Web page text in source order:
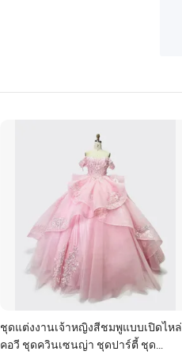
ชุดแต่งงานเจ้าหญิงสีชมพูแบบเปิดไหล่
คอวี ชุดควินเซนญ่า ชุดปาร์ตี้ ชุด